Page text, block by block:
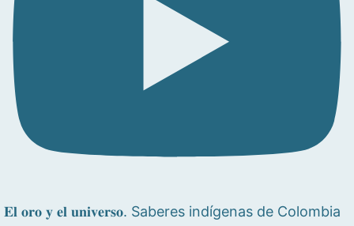
𝐄𝐥 𝐨𝐫𝐨 𝐲 𝐞𝐥 𝐮𝐧𝐢𝐯𝐞𝐫𝐬𝐨. Saberes indígenas de Colombia